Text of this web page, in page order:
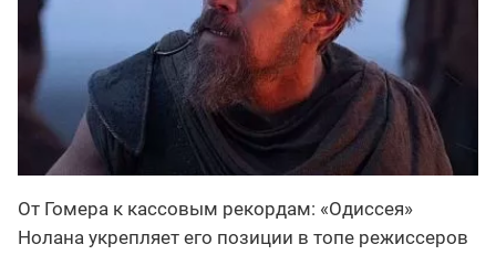
От Гомера к кассовым рекордам: «Одиссея»
Нолана укрепляет его позиции в топе режиссеров